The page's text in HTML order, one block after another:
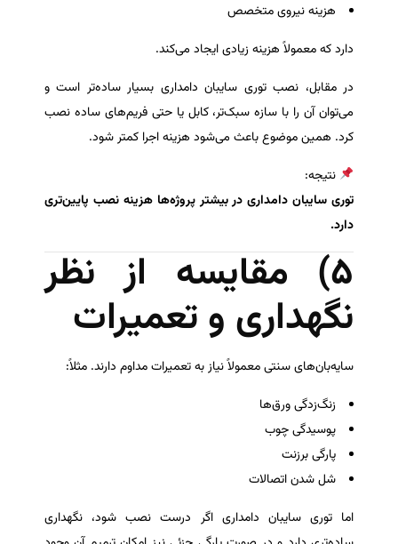
هزینه نیروی متخصص
دارد که معمولاً هزینه زیادی ایجاد می‌کند.
در مقابل، نصب توری سایبان دامداری بسیار ساده‌تر است و
می‌توان آن را با سازه سبک‌تر، کابل یا حتی فریم‌های ساده نصب
کرد. همین موضوع باعث می‌شود هزینه اجرا کمتر شود.
نتیجه:
توری سایبان دامداری در بیشتر پروژه‌ها هزینه نصب پایین‌تری
دارد.
۵) مقایسه از نظر
نگهداری و تعمیرات
سایه‌بان‌های سنتی معمولاً نیاز به تعمیرات مداوم دارند. مثلاً:
زنگ‌زدگی ورق‌ها
پوسیدگی چوب
پارگی برزنت
شل شدن اتصالات
اما توری سایبان دامداری اگر درست نصب شود، نگهداری